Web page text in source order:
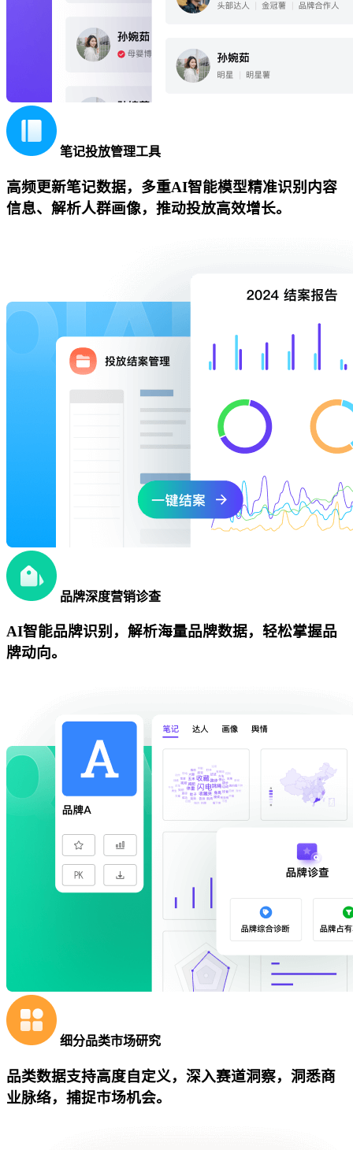
笔记投放管理工具
高频更新笔记数据，多重AI智能模型精准识别内容
信息、解析人群画像，推动投放高效增长。
品牌深度营销诊查
AI智能品牌识别，解析海量品牌数据，轻松掌握品
牌动向。
细分品类市场研究
品类数据支持高度自定义，深入赛道洞察，洞悉商
业脉络，捕捉市场机会。